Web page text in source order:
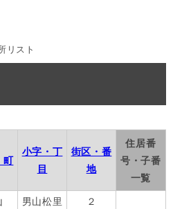
リスト
町
小字・丁
目
街区・番
地
住居番
号・子番
一覧
男山松里 ２